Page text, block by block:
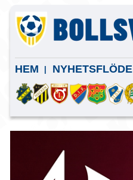
HEM NYHETSFLÖDE